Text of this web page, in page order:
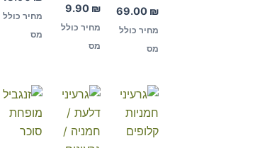
69.00 ₪
מחיר כולל
מס
9.90 ₪
מחיר כולל
מס
מחיר כולל
מס
טווח
טווח
⁦21.60 ₪⁩